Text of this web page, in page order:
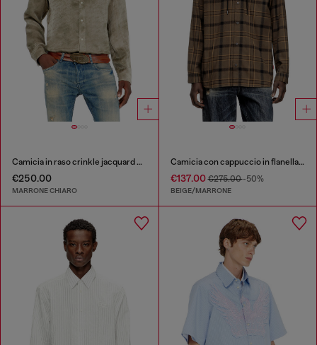
Camicia in raso crinkle jacquard con logo
€250.00
MARRONE CHIARO
Camicia con cappuccio in flanella check
€137.00€275.00-50%
BEIGE/MARRONE